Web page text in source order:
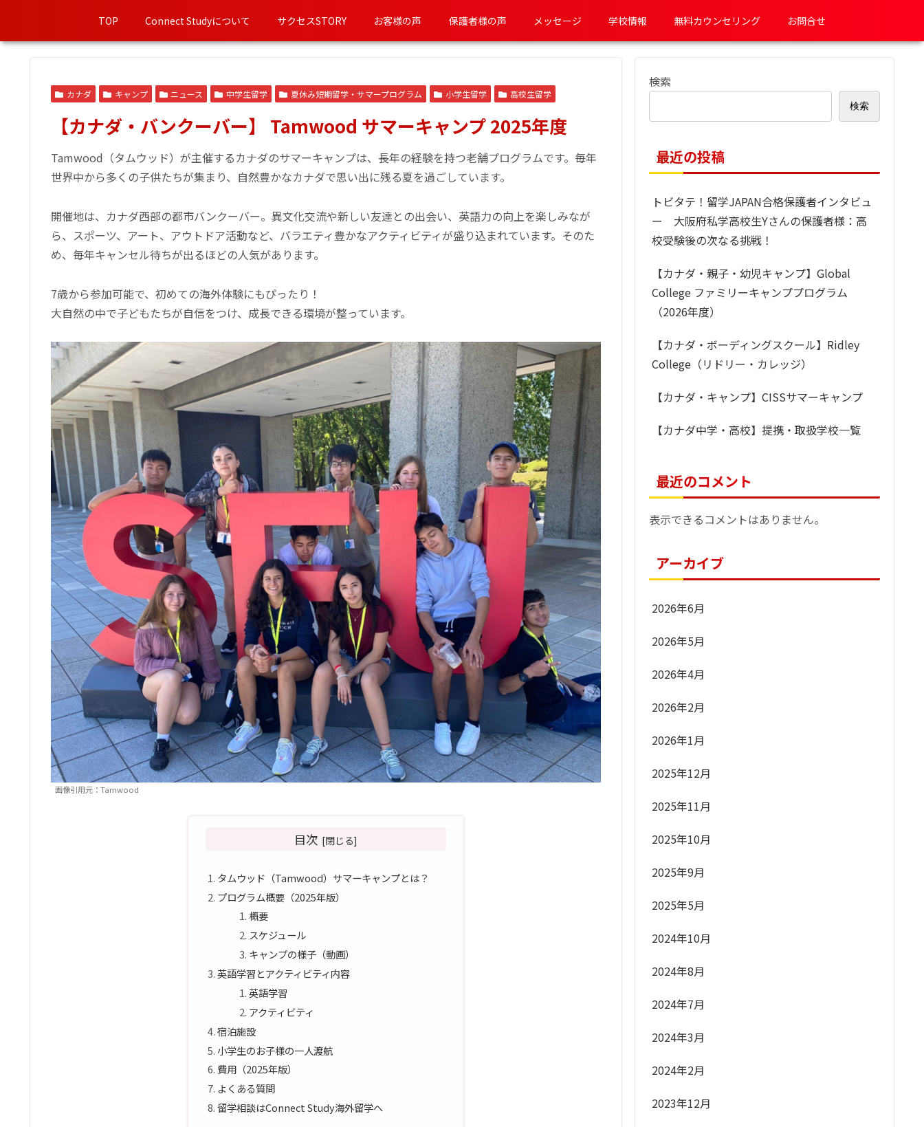
TOP Connect Studyについて サクセスSTORY お客様の声 保護者様の声 メッセージ 学校情報 無料カウンセリング お問合せ
カナダ キャンプ ニュース 中学生留学 夏休み短期留学・サマープログラム 小学生留学 高校生留学
【カナダ・バンクーバー】 Tamwood サマーキャンプ 2025年度
Tamwood（タムウッド）が主催するカナダのサマーキャンプは、長年の経験を持つ老舗プログラムです。毎年
世界中から多くの子供たちが集まり、自然豊かなカナダで思い出に残る夏を過ごしています。
開催地は、カナダ西部の都市バンクーバー。異文化交流や新しい友達との出会い、英語力の向上を楽しみなが
ら、スポーツ、アート、アウトドア活動など、バラエティ豊かなアクティビティが盛り込まれています。そのた
め、毎年キャンセル待ちが出るほどの人気があります。
7歳から参加可能で、初めての海外体験にもぴったり！
大自然の中で子どもたちが自信をつけ、成長できる環境が整っています。
画像引用元：Tamwood
目次
タムウッド（Tamwood）サマーキャンプとは？
プログラム概要（2025年版）
概要
スケジュール
キャンプの様子（動画）
英語学習とアクティビティ内容
英語学習
アクティビティ
宿泊施設
小学生のお子様の一人渡航
費用（2025年版）
よくある質問
留学相談はConnect Study海外留学へ
検索
検索
最近の投稿
トビタテ！留学JAPAN合格保護者インタビュ
ー 大阪府私学高校生Yさんの保護者様：高
校受験後の次なる挑戦！
【カナダ・親子・幼児キャンプ】Global
College ファミリーキャンププログラム
（2026年度）
【カナダ・ボーディングスクール】Ridley
College（リドリー・カレッジ）
【カナダ・キャンプ】CISSサマーキャンプ
【カナダ中学・高校】提携・取扱学校一覧
最近のコメント
表示できるコメントはありません。
アーカイブ
2026年6月
2026年5月
2026年4月
2026年2月
2026年1月
2025年12月
2025年11月
2025年10月
2025年9月
2025年5月
2024年10月
2024年8月
2024年7月
2024年3月
2024年2月
2023年12月